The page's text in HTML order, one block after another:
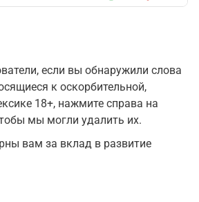
если вы обнаружили слова
к оскорбительной,
18+, нажмите справа на
мы могли удалить их.
вам за вклад в развитие